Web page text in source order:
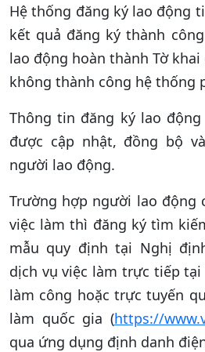
Hệ thống đăng ký lao động
kết quả đăng ký thành
lao động hoàn thành Tờ
không thành công hệ thống
Thông tin đăng ký lao
được cập nhật, đồng bộ
người lao động.
Trường hợp người lao động
việc làm thì đăng ký tìm
mẫu quy định tại Nghị
dịch vụ việc làm trực tiếp tại
làm công hoặc trực tuyến
làm quốc gia (https://
qua ứng dụng định danh